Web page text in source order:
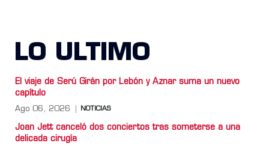
LO ULTIMO
El viaje de Serú Girán por Lebón y Aznar suma un nuevo
capítulo
Ago 06, 2026 NOTICIAS
Joan Jett canceló dos conciertos tras someterse a una
delicada cirugía